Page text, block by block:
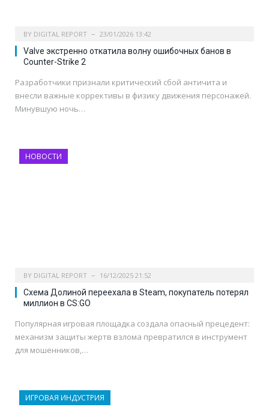
BY DIGITAL REPORT 23/01/2026 13:42
Valve экстренно откатила волну ошибочных банов в
Counter-Strike 2
Разработчики признали критический сбой античита и
внесли важные коррективы в физику движения персонажей.
Минувшую ночь…
НОВОСТИ
BY DIGITAL REPORT 16/12/2025 21:52
Схема Долиной переехала в Steam, покупатель потерял
миллион в CS:GO
Популярная игровая площадка создала опасный прецедент:
механизм защиты жертв взлома превратился в инструмент
для мошенников,…
ИГРОВАЯ ИНДУСТРИЯ